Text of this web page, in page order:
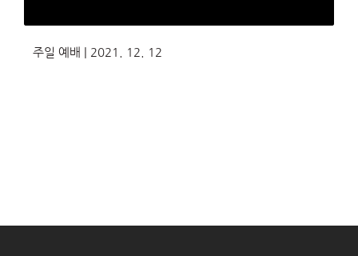
주일 예배 | 2021. 12. 12